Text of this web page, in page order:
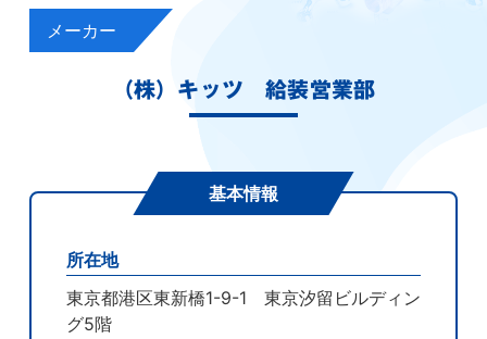
メーカー
（株）キッツ 給装営業部
基本情報
所在地
東京都港区東新橋1-9-1 東京汐留ビルディン
グ5階